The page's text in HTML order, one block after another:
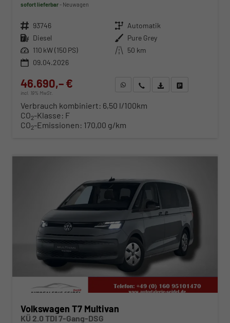
sofort lieferbar Neuwagen
Fahrzeugnr. 93746 Getriebe Automatik
Kraftstoff Diesel Außenfarbe Pure Grey
Leistung 110 kW (150 PS) Kilometerstand 50 km
09.04.2026
46.690,– €
incl. 19% MwSt.
WhatsApp anfragen
Wir rufen Sie anFahrzeugexposé (PDF)
Verbrauch kombiniert: 6,50 l/100km
CO2-Klasse: F
CO2-Emissionen: 170,00 g/km
Volkswagen T7 Multivan
KÜ 2.0 TDI 7-Gang-DSG